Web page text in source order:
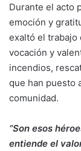
Durante el acto
emoción y
exaltó el trabajo
vocación y
incendios,
que han puesto
comunidad.
“Son esos
entiende el